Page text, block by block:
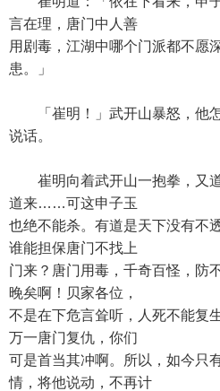
言在理，唐门中人善
用剧毒，江湖中哪个门派都不愿
患。」
「崔明！」武开山暴怒，他怎
说话。
崔明向着武开山一抱拳，又道
道来……可这申子玉
也绝不能杀。有道是天下没有不
谁能担保唐门不找上
门来？唐门用毒，千奇百怪，防
晚矣啊！贝家各位，
不是在下危言耸听，人死不能复
万一唐门复仇，你们
可是首当其冲啊。所以，如今只
情，将他说动，不再计